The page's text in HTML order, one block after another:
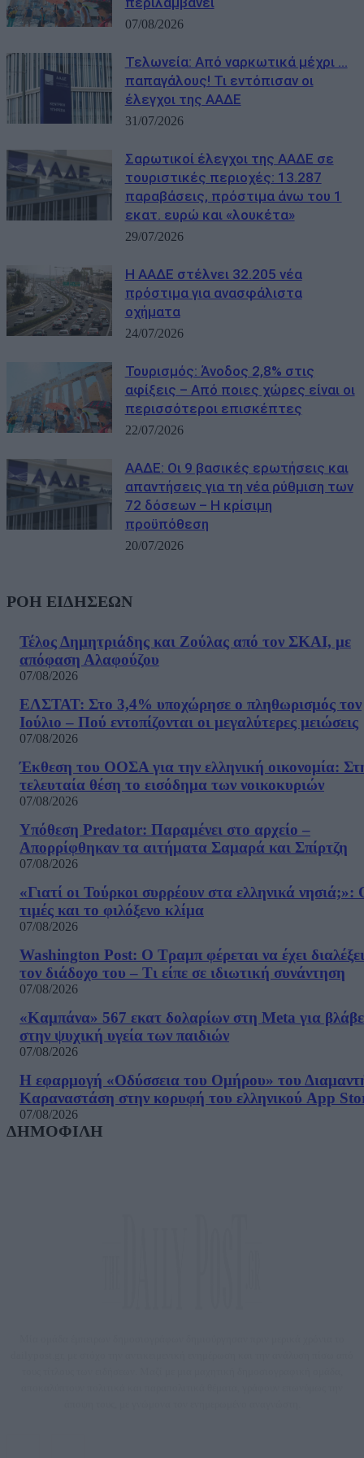
07/08/2026
Τελωνεία: Aπό ναρκωτικά μέχρι …
παπαγάλους! Τι εντόπισαν οι
έλεγχοι της ΑΑΔΕ
31/07/2026
Σαρωτικοί έλεγχοι της ΑΑΔΕ σε
τουριστικές περιοχές: 13.287
παραβάσεις, πρόστιμα άνω του 1
εκατ. ευρώ και «λουκέτα»
29/07/2026
Η ΑΑΔΕ στέλνει 32.205 νέα
πρόστιμα για ανασφάλιστα
οχήματα
24/07/2026
Τουρισμός: Άνοδος 2,8% στις
αφίξεις – Από ποιες χώρες είναι οι
περισσότεροι επισκέπτες
22/07/2026
ΑΑΔΕ: Οι 9 βασικές ερωτήσεις και
απαντήσεις για τη νέα ρύθμιση των
72 δόσεων – Η κρίσιμη
προϋπόθεση
20/07/2026
ΡΟΗ ΕΙΔΗΣΕΩΝ
Τέλος Δημητριάδης και Ζούλας από τον ΣΚΑΙ, με
απόφαση Αλαφούζου
07/08/2026
ΕΛΣΤΑΤ: Στο 3,4% υποχώρησε ο πληθωρισμός τον
Ιούλιο – Πού εντοπίζονται οι μεγαλύτερες μειώσεις
07/08/2026
Έκθεση του ΟΟΣΑ για την ελληνική οικονομία:
τελευταία θέση το εισόδημα των νοικοκυριών
07/08/2026
Υπόθεση Predator: Παραμένει στο αρχείο –
Απορρίφθηκαν τα αιτήματα Σαμαρά και Σπίρτζη
07/08/2026
«Γιατί οι Τούρκοι συρρέουν στα ελληνικά νησιά;»:
τιμές και το φιλόξενο κλίμα
07/08/2026
Washington Post: Ο Τραμπ φέρεται να έχει διαλέξει
τον διάδοχο του – Τι είπε σε ιδιωτική συνάντηση
07/08/2026
«Καμπάνα» 567 εκατ δολαρίων στη Meta για
στην ψυχική υγεία των παιδιών
07/08/2026
Η εφαρμογή «Οδύσσεια του Ομήρου» του
Καραναστάση στην κορυφή του ελληνικού App
07/08/2026
ΔΗΜΟΦΙΛΗ